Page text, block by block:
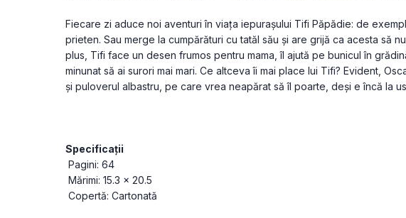
Fiecare zi aduce noi aventuri în viața iepurașului Tifi Păpădie: de
prieten. Sau merge la cumpărături cu tatăl său și are grijă ca acesta să
plus, Tifi face un desen frumos pentru mama, îl ajută pe bunicul în
minunat să ai surori mai mari. Ce altceva îi mai place lui Tifi? Evident,
și puloverul albastru, pe care vrea neapărat să îl poarte, deși e încă la
Specificații
Pagini: 64
Mărimi: 15.3 x 20.5
Copertă: Cartonată